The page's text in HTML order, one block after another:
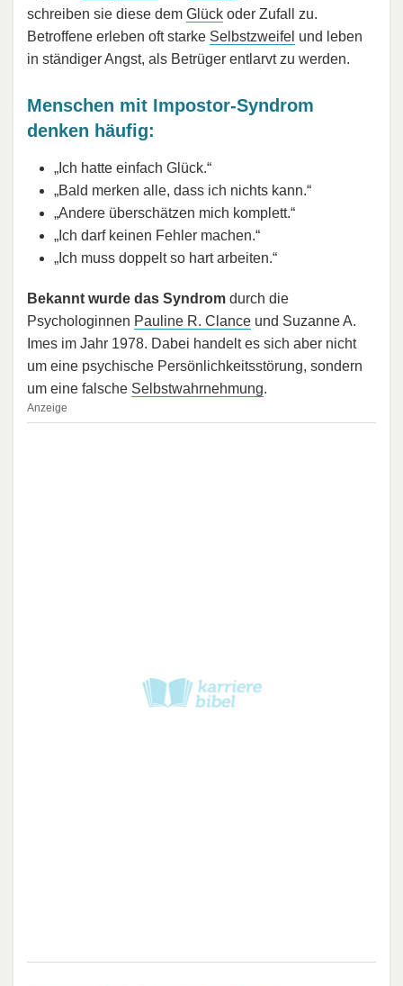
schreiben sie diese dem Glück oder Zufall zu.
Betroffene erleben oft starke Selbstzweifel und leben
in ständiger Angst, als Betrüger entlarvt zu werden.
Menschen mit Impostor-Syndrom
denken häufig:
„Ich hatte einfach Glück.“
„Bald merken alle, dass ich nichts kann.“
„Andere überschätzen mich komplett.“
„Ich darf keinen Fehler machen.“
„Ich muss doppelt so hart arbeiten.“
Bekannt wurde das Syndrom durch die
Psychologinnen Pauline R. Clance und Suzanne A.
Imes im Jahr 1978. Dabei handelt es sich aber nicht
um eine psychische Persönlichkeitsstörung, sondern
um eine falsche Selbstwahrnehmung.
Anzeige